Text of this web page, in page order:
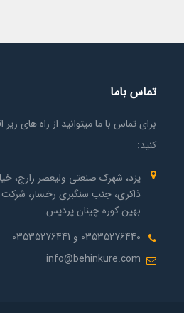
تماس باما
برای تماس با ما میتوانید از راه های زیر
کنید:
یزد، شهرک صنعتی ولیعصر زارچ،
ذاکری، جنب سنگبری رخسار، شرکت
بهین کوره چینان پردیس
03535276440 و 03535276441
info@behinkure.com